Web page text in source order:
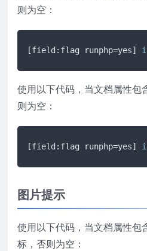
则为空：
[field:flag runphp=yes]
使用以下代码，当文档属性包
则为空：
[field:flag runphp=yes]
图片提示
使用以下代码，当文档属性包
标，否则为空：